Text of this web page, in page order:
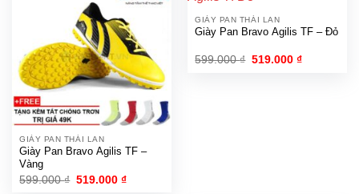
GIÀY PAN THÁI LAN
Giày Pan Bravo Agilis TF –
Vàng
599.000₫ Giá
519.000₫Giá
GIÀY PAN THÁI LAN
Giày Pan Bravo Agilis TF – Đỏ
599.000₫ Giá
519.000₫Giá